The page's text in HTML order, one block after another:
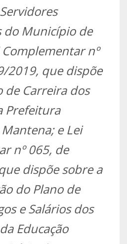
do Município de
nº
2019, que dispõe
de Carreira dos
Prefeitura
e Lei
nº 065, de
dispõe sobre a
do Plano de
e Salários dos
Educação